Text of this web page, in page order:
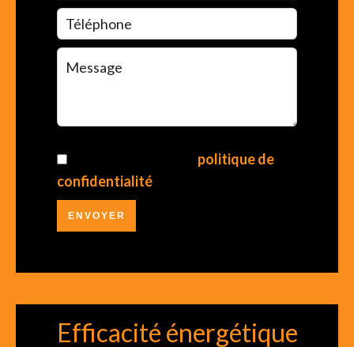
politique de
confidentialité
ENVOYER
Efficacité énergétique